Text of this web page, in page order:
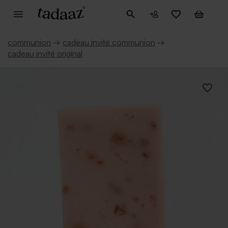
communion → cadeau invité communion →
cadeau invité original